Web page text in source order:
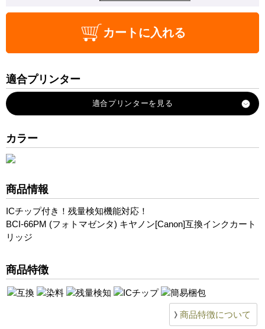
カートに入れる
適合プリンター
カラー
商品情報
ICチップ付き！残量検知機能対応！
BCI-66PM (フォトマゼンタ) キヤノン[Canon]互換インクカート
リッジ
商品特徴
商品特徴について